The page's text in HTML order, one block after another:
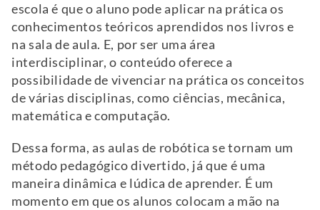
escola é que o aluno pode aplicar na prática os
conhecimentos teóricos aprendidos nos livros e
na sala de aula. E, por ser uma área
interdisciplinar, o conteúdo oferece a
possibilidade de vivenciar na prática os conceitos
de várias disciplinas, como ciências, mecânica,
matemática e computação.
Dessa forma, as aulas de robótica se tornam um
método pedagógico divertido, já que é uma
maneira dinâmica e lúdica de aprender. É um
momento em que os alunos colocam a mão na